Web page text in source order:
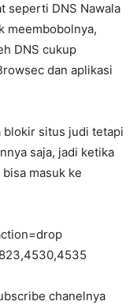
seperti DNS Nawala
meembobolnya,
DNS cukup
dan aplikasi
blokir situs judi tetapi
saja, jadi ketika
masuk ke
chanelnya